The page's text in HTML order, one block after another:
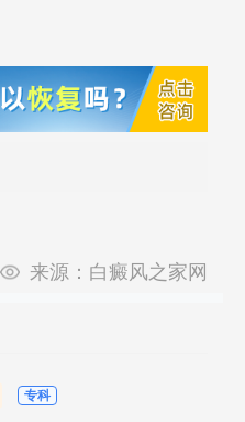
来源： 白癜风之家网
专科